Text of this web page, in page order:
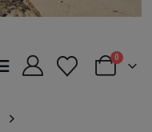
0